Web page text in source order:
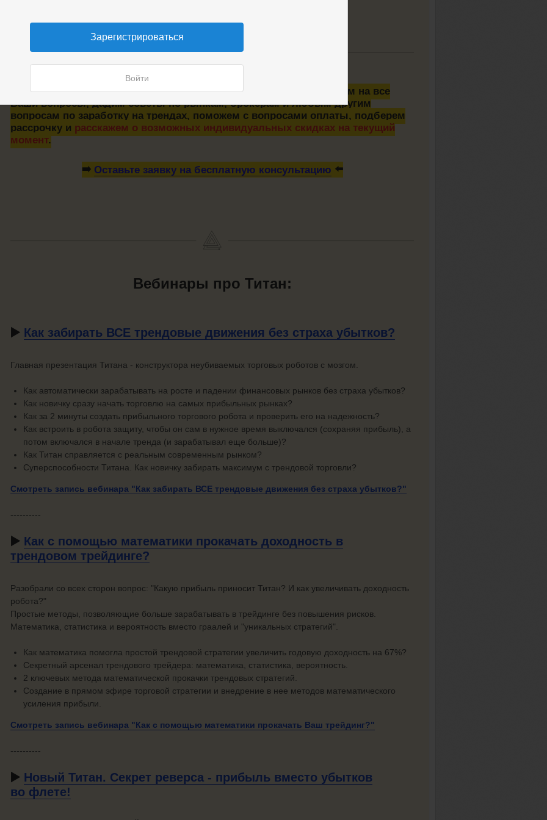
Зарегистрироваться
Войти
БЕСПЛАТНАЯ телефонная консультация по Титану
🤗 — ответим на все
Ваши вопросы, дадим советы по рынкам, брокерам и любым другим
вопросам по заработку на трендах, поможем с вопросами оплаты, подберем
рассрочку и расскажем о возможных индивидуальных скидках на текущий
момент.
➡️ Оставьте заявку на бесплатную консультацию ⬅️
Вебинары про Титан:
▶️ Как забирать ВСЕ трендовые движения без страха убытков?
Главная презентация Титана - конструктора неубиваемых торговых роботов с мозгом.
Как автоматически зарабатывать на росте и падении финансовых рынков без страха убытков?
Как новичку сразу начать торговлю на самых прибыльных рынках?
Как за 2 минуты создать прибыльного торгового робота и проверить его на надежность?
Как встроить в робота защиту, чтобы он сам в нужное время выключался (сохраняя прибыль), а
потом включался в начале тренда (и зарабатывал еще больше)?
Как Титан справляется с реальным современным рынком?
Суперспособности Титана. Как новичку забирать максимум с трендовой торговли?
Смотреть запись вебинара "Как забирать ВСЕ трендовые движения без страха убытков?"
----------
▶️ Как с помощью математики прокачать доходность в
трендовом трейдинге?
Разобрали со всех сторон вопрос: "Какую прибыль приносит Титан? И как увеличивать доходность
робота?"
Простые методы, позволяющие больше зарабатывать в трейдинге без повышения рисков.
Математика, статистика и вероятность вместо граалей и "уникальных стратегий".
Как математика помогла простой трендовой стратегии увеличить годовую доходность на 67%?
Секретный арсенал трендового трейдера: математика, статистика, вероятность.
2 ключевых метода математической прокачки трендовых стратегий.
Создание в прямом эфире торговой стратегии и внедрение в нее методов математического
усиления прибыли.
Смотреть запись вебинара "Как с помощью математики прокачать Ваш трейдинг?"
----------
▶️ Новый Титан. Секрет реверса - прибыль вместо убытков
во флете!